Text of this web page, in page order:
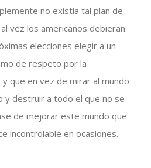
no existía tal plan de
vez los americanos debieran
elecciones elegir a un
de respeto por la
que en vez de mirar al mundo
y destruir a todo el que no se
de mejorar este mundo que
incontrolable en ocasiones.